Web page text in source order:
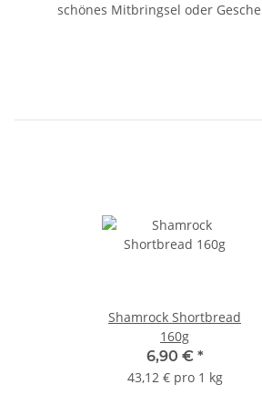
schönes Mitbringsel oder
Shamrock Shortbread
160g
6,90 € *
43,12 € pro 1 kg